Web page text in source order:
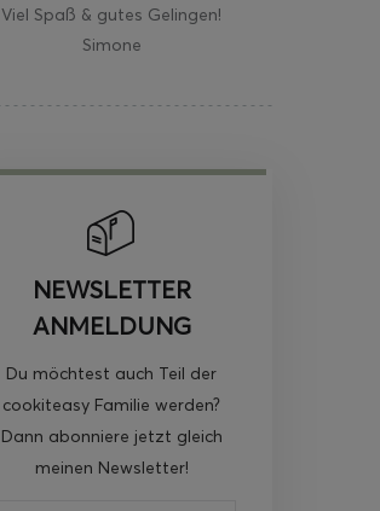
Viel Spaß & gutes Gelingen!
Simone
NEWSLETTER
ANMELDUNG
Du möchtest auch Teil der
cookiteasy Familie werden?
Dann abonniere jetzt gleich
meinen Newsletter!